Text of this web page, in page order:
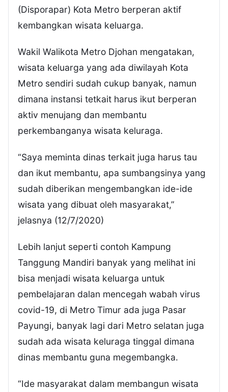
(Disporapar) Kota Metro berperan aktif
kembangkan wisata keluarga.
Wakil Walikota Metro Djohan mengatakan,
wisata keluarga yang ada diwilayah Kota
Metro sendiri sudah cukup banyak, namun
dimana instansi tetkait harus ikut berperan
aktiv menujang dan membantu
perkembanganya wisata keluraga.
“Saya meminta dinas terkait juga harus tau
dan ikut membantu, apa sumbangsinya yang
sudah diberikan mengembangkan ide-ide
wisata yang dibuat oleh masyarakat,”
jelasnya (12/7/2020)
Lebih lanjut seperti contoh Kampung
Tanggung Mandiri banyak yang melihat ini
bisa menjadi wisata keluarga untuk
pembelajaran dalan mencegah wabah virus
covid-19, di Metro Timur ada juga Pasar
Payungi, banyak lagi dari Metro selatan juga
sudah ada wisata keluraga tinggal dimana
dinas membantu guna megembangka.
“Ide masyarakat dalam membangun wisata